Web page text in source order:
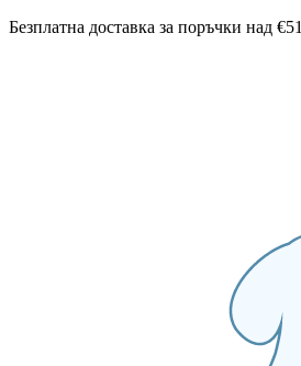
Безплатна доставка за поръчки над